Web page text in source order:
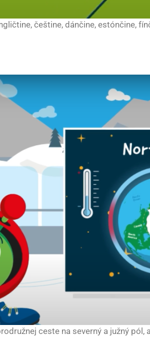
češtine, dánčine, estónčine,
ceste na severný a južný